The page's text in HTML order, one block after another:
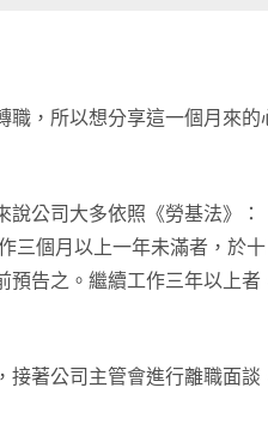
職，所以想分享這一個月來的
說公司大多依照《勞基法》：
三個月以上一年未滿者，於
預告之。繼續工作三年以上者
接著公司主管會進行離職面談